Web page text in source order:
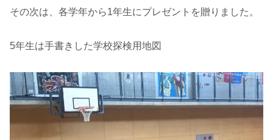
その次は、各学年から1年生にプレゼントを贈りました。
5年生は手書きした学校探検用地図